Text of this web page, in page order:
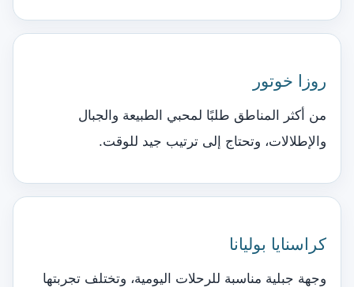
روزا خوتور
من أكثر المناطق طلبًا لمحبي الطبيعة والجبال
والإطلالات، وتحتاج إلى ترتيب جيد للوقت.
كراسنايا بوليانا
وجهة جبلية مناسبة للرحلات اليومية، وتختلف تجربتها